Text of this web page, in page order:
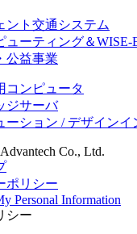
ント交通システム
ューティング＆WISE-
公益事業
コンピュータ
ジサーバ
ーション / デザインイ
Co., Ltd.
ポリシー
Personal Information
シー